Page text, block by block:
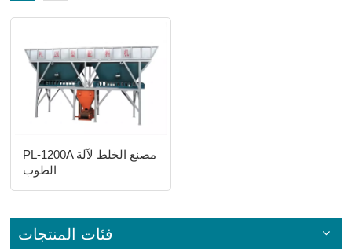
PL-1200A مصنع الخلط لآلة
الطوب
فئات المنتجات